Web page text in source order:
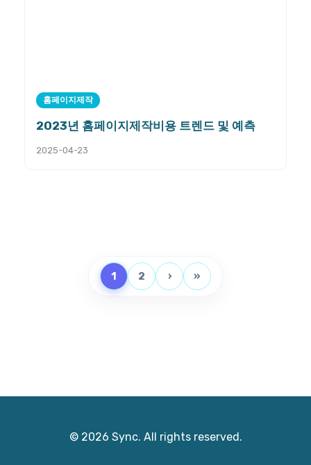
홈페이지제작
2023년 홈페이지제작비용 트렌드 및 예측
2025-04-23
1 2 › »
© 2026 Sync. All rights reserved.